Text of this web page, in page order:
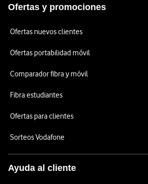
Ofertas y promociones
Ofertas nuevos clientes
Ofertas portabilidad móvil
Comparador fibra y móvil
Fibra estudiantes
Ofertas para clientes
Sorteos Vodafone
Ayuda al cliente